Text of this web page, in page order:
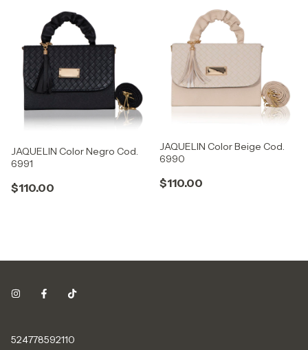
JAQUELIN Color Negro Cod.
6991
$110.00
JAQUELIN Color Beige Cod.
6990
$110.00
524778592110